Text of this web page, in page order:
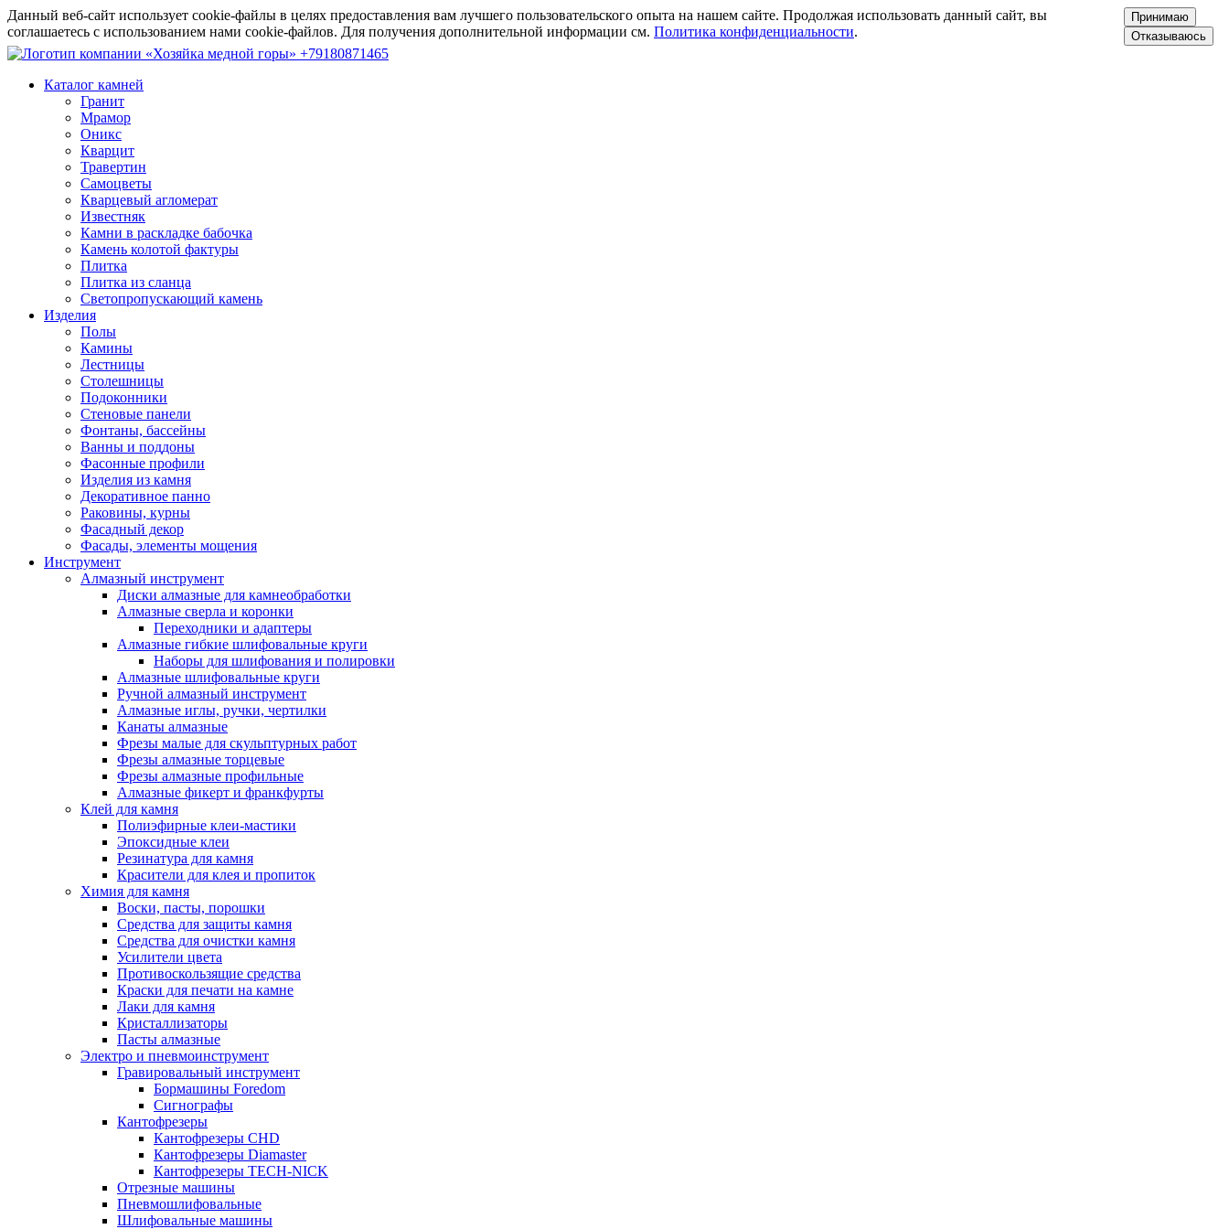
Данный веб-сайт использует cookie-файлы в целях предоставления вам лучшего пользовательского опыта на нашем сайте. Продолжая использовать данный сайт, вы
соглашаетесь с использованием нами cookie-файлов. Для получения дополнительной информации см. Политика конфиденциальности.
Принимаю
Отказываюсь
+79180871465
Каталог камней
Гранит
Мрамор
Оникс
Кварцит
Травертин
Самоцветы
Кварцевый агломерат
Известняк
Камни в раскладке бабочка
Камень колотой фактуры
Плитка
Плитка из сланца
Светопропускающий камень
Изделия
Полы
Камины
Лестницы
Столешницы
Подоконники
Стеновые панели
Фонтаны, бассейны
Ванны и поддоны
Фасонные профили
Изделия из камня
Декоративное панно
Раковины, курны
Фасадный декор
Фасады, элементы мощения
Инструмент
Алмазный инструмент
Диски алмазные для камнеобработки
Алмазные сверла и коронки
Переходники и адаптеры
Алмазные гибкие шлифовальные круги
Наборы для шлифования и полировки
Алмазные шлифовальные круги
Ручной алмазный инструмент
Алмазные иглы, ручки, чертилки
Канаты алмазные
Фрезы малые для скульптурных работ
Фрезы алмазные торцевые
Фрезы алмазные профильные
Алмазные фикерт и франкфурты
Клей для камня
Полиэфирные клеи-мастики
Эпоксидные клеи
Резинатура для камня
Красители для клея и пропиток
Химия для камня
Воски, пасты, порошки
Средства для защиты камня
Средства для очистки камня
Усилители цвета
Противоскользящие средства
Краски для печати на камне
Лаки для камня
Кристаллизаторы
Пасты алмазные
Электро и пневмоинструмент
Гравировальный инструмент
Бормашины Foredom
Сигнографы
Кантофрезеры
Кантофрезеры CHD
Кантофрезеры Diamaster
Кантофрезеры TECH-NICK
Отрезные машины
Пневмошлифовальные
Шлифовальные машины